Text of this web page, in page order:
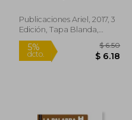
Gabriel
Publicaciones Ariel, 2017, 3
Edición, Tapa Blanda,
Nuevo